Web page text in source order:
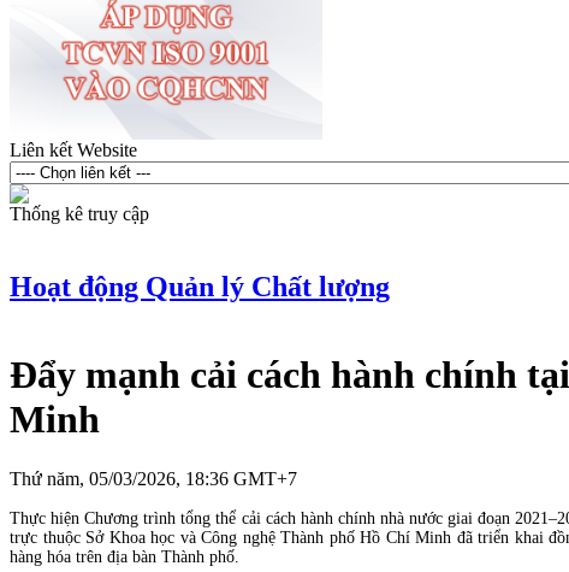
Liên kết Website
Thống kê truy cập
Hoạt động Quản lý Chất lượng
Đẩy mạnh cải cách hành chính
Minh
Thứ năm, 05/03/2026, 18:36 GMT+7
Thực hiện Chương trình tổng thể cải cách hành chính nhà nước giai đoạn
trực thuộc Sở Khoa học và Công nghệ Thành phố Hồ Chí Minh đã triển khai
hàng hóa trên địa bàn Thành phố.